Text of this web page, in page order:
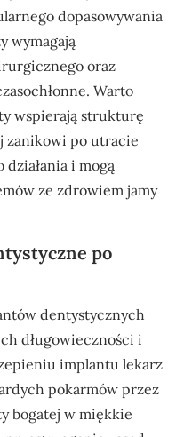
dopasowywania
wymagają
oraz
Warto
wspierają strukturę
zanikowi po utracie
działania i mogą
ze zdrowiem jamy
po
dentystycznych
długowieczności i
implantu lekarz
pokarmów przez
bogatej w miękkie